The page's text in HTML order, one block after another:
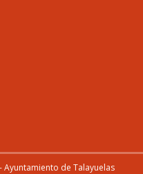
de Talayuelas